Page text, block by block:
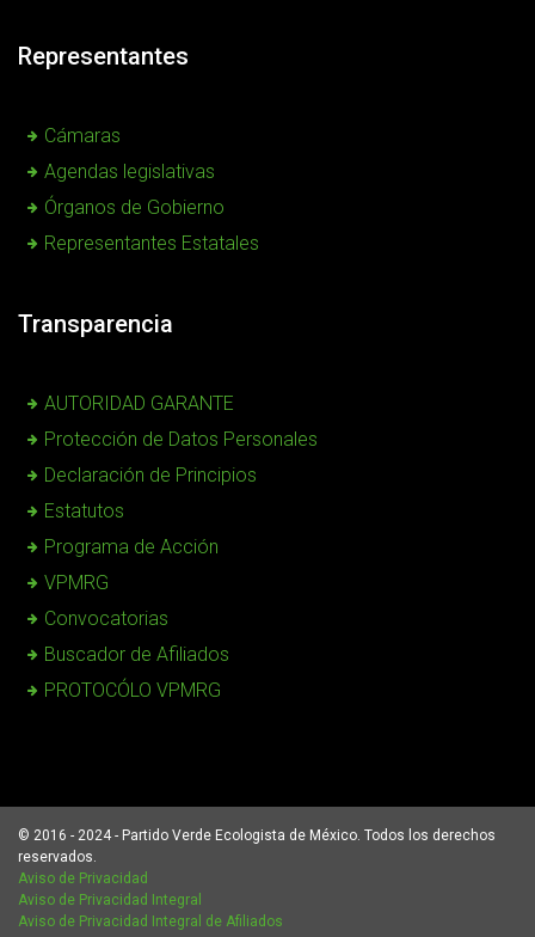
Representantes
Cámaras
Agendas legislativas
Órganos de Gobierno
Representantes Estatales
Transparencia
AUTORIDAD GARANTE
Protección de Datos Personales
Declaración de Principios
Estatutos
Programa de Acción
VPMRG
Convocatorias
Buscador de Afiliados
PROTOCÓLO VPMRG
© 2016 - 2024 - Partido Verde Ecologista de México. Todos los derechos
reservados.
Aviso de Privacidad
Aviso de Privacidad Integral
Aviso de Privacidad Integral de Afiliados